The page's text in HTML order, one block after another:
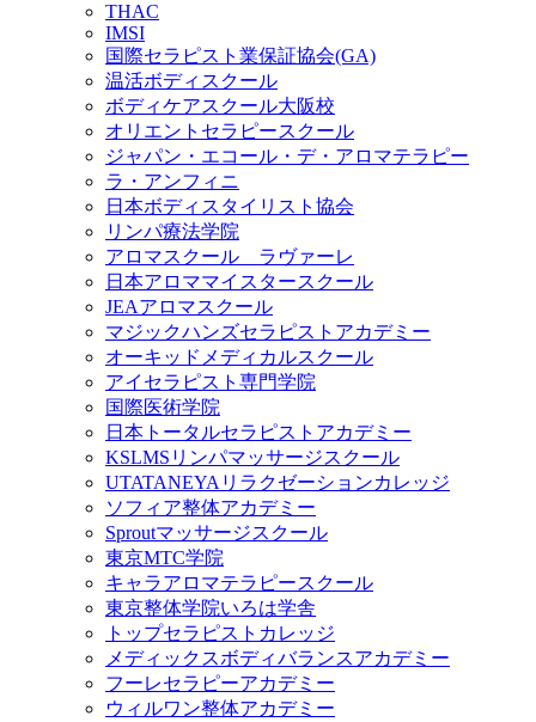
THAC
IMSI
国際セラピスト業保証協会(GA)
温活ボディスクール
ボディケアスクール大阪校
オリエントセラピースクール
ジャパン・エコール・デ・アロマテラピー
ラ・アンフィニ
日本ボディスタイリスト協会
リンパ療法学院
アロマスクール ラヴァーレ
日本アロママイスタースクール
JEAアロマスクール
マジックハンズセラピストアカデミー
オーキッドメディカルスクール
アイセラピスト専門学院
国際医術学院
日本トータルセラピストアカデミー
KSLMSリンパマッサージスクール
UTATANEYAリラクゼーションカレッジ
ソフィア整体アカデミー
Sproutマッサージスクール
東京MTC学院
キャラアロマテラピースクール
東京整体学院いろは学舎
トップセラピストカレッジ
メディックスボディバランスアカデミー
フーレセラピーアカデミー
ウィルワン整体アカデミー